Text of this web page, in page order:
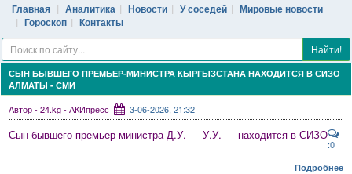
Главная Аналитика Новости У соседей
Мировые новости
Гороскоп
Контакты
Найти!
СЫН БЫВШЕГО ПРЕМЬЕР-МИНИСТРА КЫРГЫЗСТАНА НАХОДИТСЯ В СИЗО
АЛМАТЫ - СМИ
Автор - 24.kg - АКИпресс 3-06-2026, 21:32
Сын бывшего премьер-министра Д.У. — У.У. — находится в СИЗО
:0
Подробнее